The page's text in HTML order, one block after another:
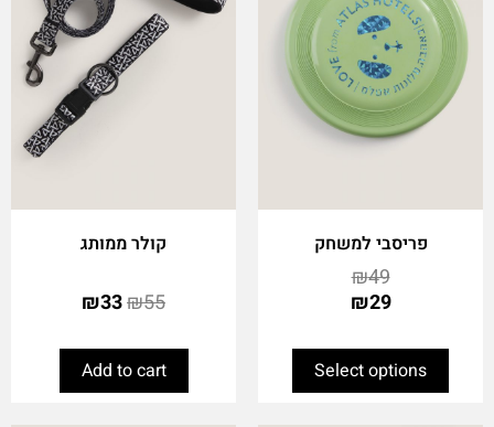
פריסבי למשחק
₪49
₪29
Select options
The
options
chosen
קולר ממותג
₪55
₪33
Add to cart